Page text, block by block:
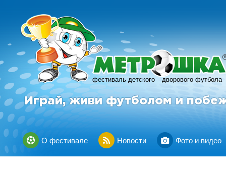
фестиваль детского дворового футбола
R
Играй, живи футболом и
О фестивале Новости Фото и видео